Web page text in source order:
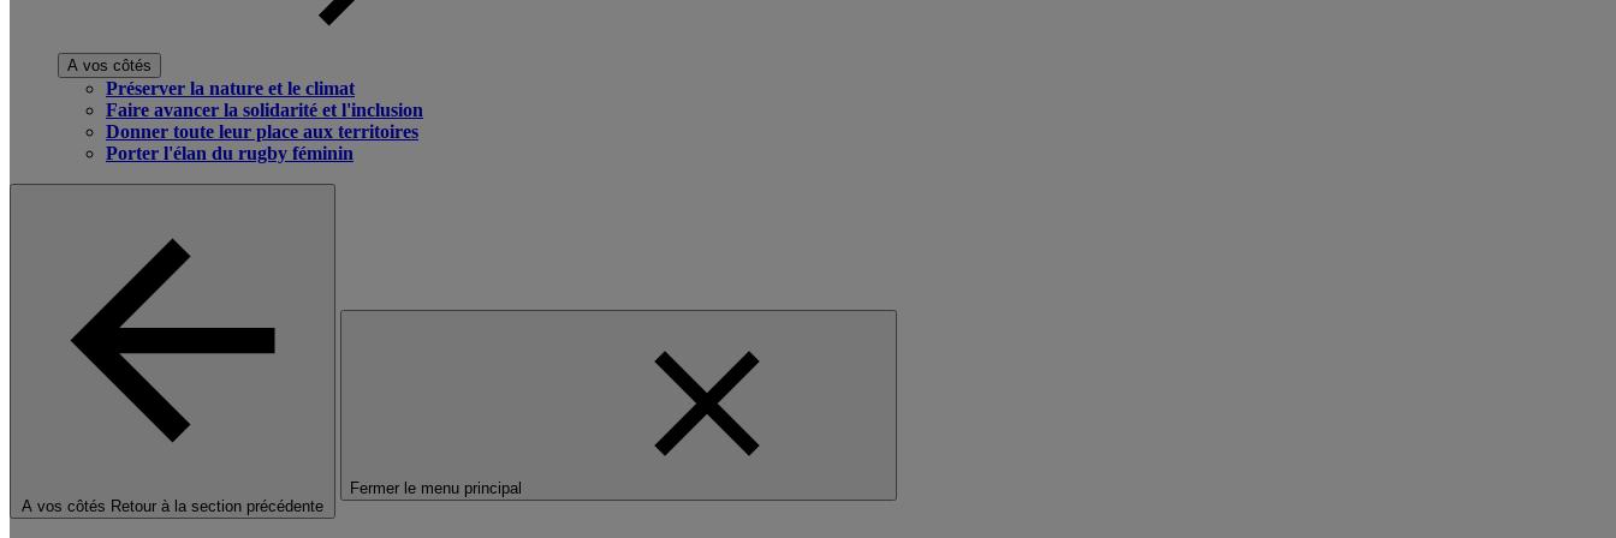
A vos côtés
Préserver la nature et le climat
Faire avancer la solidarité et l'inclusion
Donner toute leur place aux territoires
Porter l'élan du rugby féminin
A vos côtés Retour à la section précédente
Fermer le menu principal